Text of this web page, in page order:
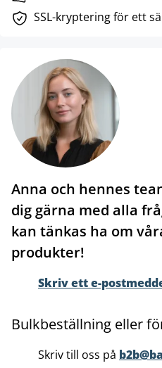
SSL-kryptering för ett
Anna och hennes
dig gärna med alla
kan tänkas ha om
produkter!
Skriv ett e-
Bulkbeställning eller
Skriv till oss på